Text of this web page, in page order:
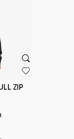
ZIP